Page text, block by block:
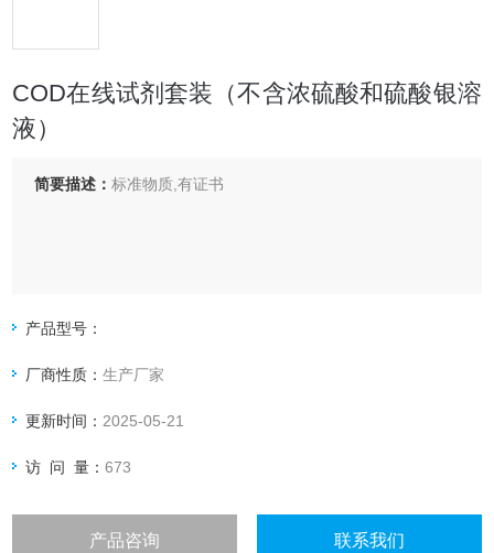
COD在线试剂套装（不含浓硫酸和硫酸银溶
液）
简要描述：标准物质,有证书
产品型号：
厂商性质：生产厂家
更新时间： 2025-05-21
访 问 量：673
产品咨询 联系我们